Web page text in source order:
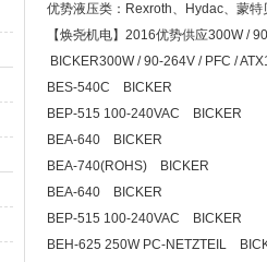
优势液压类：Rexroth、Hydac、蒙
【焕尧机电】2016优势供应300W /
BICKER300W / 90-264V / PFC /
BES-540C BICKER
BEP-515 100-240VAC BICKER
BEA-640 BICKER
BEA-740(ROHS) BICKER
BEA-640 BICKER
BEP-515 100-240VAC BICKER
BEH-625 250W PC-NETZTEIL